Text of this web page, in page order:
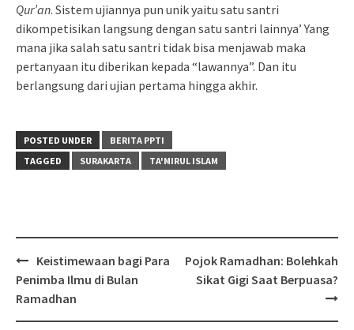
Qur’an. Sistem ujiannya pun unik yaitu satu santri
dikompetisikan langsung dengan satu santri lainnya’ Yang
mana jika salah satu santri tidak bisa menjawab maka
pertanyaan itu diberikan kepada “lawannya”. Dan itu
berlangsung dari ujian pertama hingga akhir.
POSTED UNDER
BERITA PPTI
TAGGED
SURAKARTA TA'MIRUL ISLAM
Post
navigation
Keistimewaan bagi Para
Penimba Ilmu di Bulan
Ramadhan
Pojok Ramadhan: Bolehkah
Sikat Gigi Saat Berpuasa?